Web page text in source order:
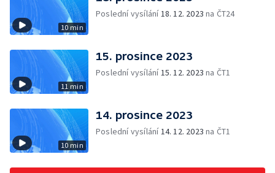
10 min
Poslední vysílání18. 12. 2023 na ČT24
11 min
15. prosince 2023
Poslední vysílání15. 12. 2023 na ČT1
10 min
14. prosince 2023
Poslední vysílání14. 12. 2023 na ČT1